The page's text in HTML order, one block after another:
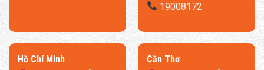
19008172
​Hồ Chí Minh
Cần Thơ